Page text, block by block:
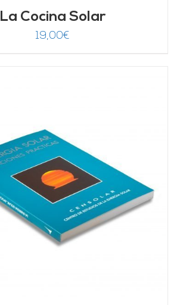
La Cocina Solar
19,00€